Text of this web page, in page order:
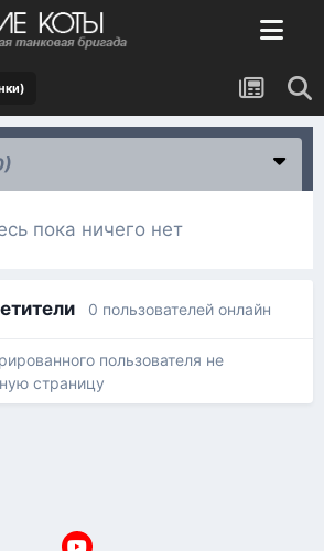
пока ничего нет
0 пользователей онлайн
пользователя не
страницу